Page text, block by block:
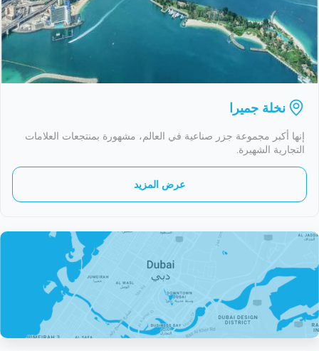
نخلة جميرا
إنها أكبر مجموعة جزر صناعية في العالم، مشهورة بمنتجعات العلامات
التجارية الشهيرة.
عرض المزيد